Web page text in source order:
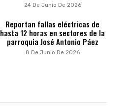
24 De Junio De 2026
Reportan fallas eléctricas de
hasta 12 horas en sectores de la
parroquia José Antonio Páez
8 De Junio De 2026